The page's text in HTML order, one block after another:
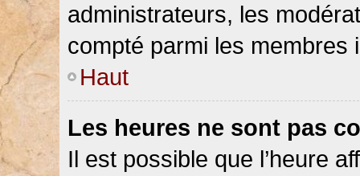
administrateurs, les
compté parmi les membres
Haut
Les heures ne sont pas
Il est possible que l’heure